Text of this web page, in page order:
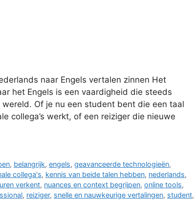
naar Engels vertalen zinnen Het
het Engels is een vaardigheid die steeds
Of je nu een student bent die een taal
collega’s werkt, of een reiziger die nieuwe
, belangrijk,engels,geavanceerde technologieën,
collega's, kennis van beide talen hebben, nederlands,
verkent, nuances en context begrijpen, online tools,
, reiziger, snelle en nauwkeurige vertalingen, student,